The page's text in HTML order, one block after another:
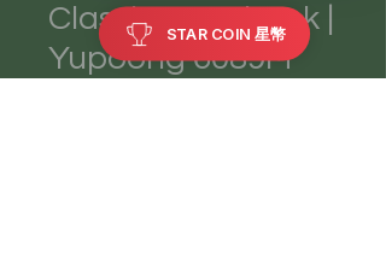
Classic Snapback |
Yupoong 6089M
STAR COIN 星幣